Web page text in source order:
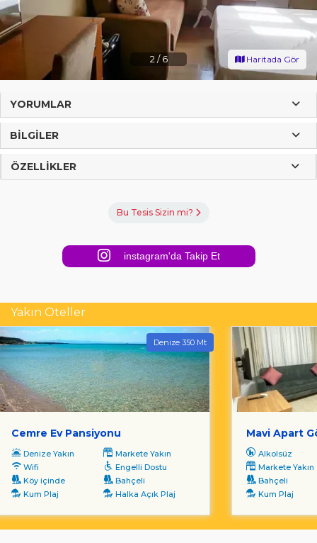
2 /6 Haritada Gör
YORUMLAR
BILGILER
ÖZELLIKLER
Bu Tesis Sizin mi?
instagram'da Takip Et
Yakın Oteller
Denize 350 Mt
Cemre Ev Pansiyonu
Denize Yakın
Markete Yakın
Wifi
Engelli Dostu
Köy içinde
Bahçeli
Kum Plaj
Halka Açık Plaj
Mavi Apart
Alkolsüz
Markete Yakın
Bahçeli
Kum Plaj